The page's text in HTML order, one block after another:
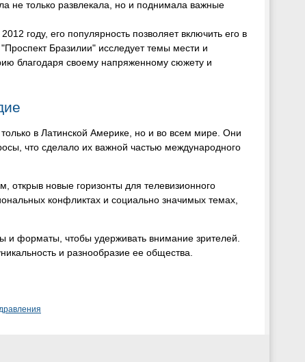
не только развлекала, но и поднимала важные
году, его популярность позволяет включить его в
Бразилии" исследует темы мести и
благодаря своему напряженному сюжету и
в Латинской Америке, но и во всем мире. Они
что сделало их важной частью международного
новые горизонты для телевизионного
конфликтах и социально значимых темах,
и форматы, чтобы удерживать внимание зрителей.
и разнообразие ее общества.